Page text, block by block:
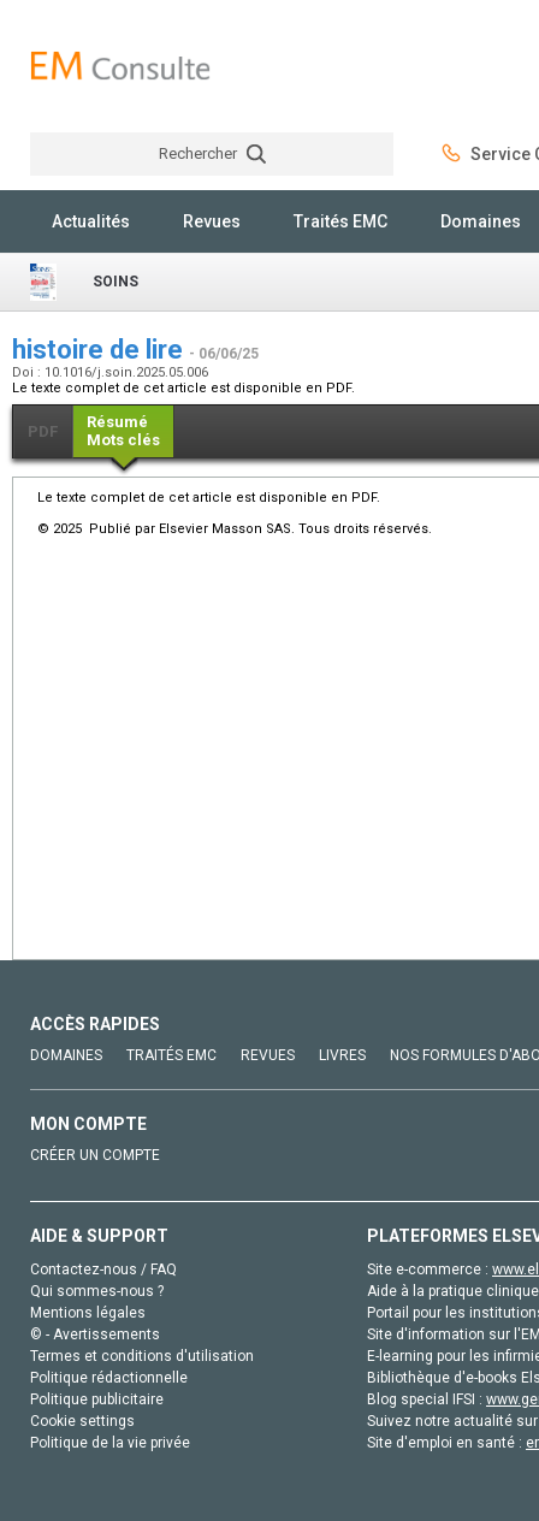
Rechercher Service
Actualités Revues Traités EMC Domaines
SOINS
histoire de lire - 06/06/25
Doi : 10.1016/j.soin.2025.05.006
Le texte complet de cet article est disponible en PDF.
PDF
Résumé
Mots clés
Le texte complet de cet article est disponible en PDF.
© 2025 Publié par Elsevier Masson SAS. Tous droits réservés.
ACCÈS RAPIDES
DOMAINES TRAITÉS EMC REVUES LIVRES NOS FORMULES
MON COMPTE
CRÉER UN COMPTE
AIDE & SUPPORT
Contactez-nous / FAQ
Qui sommes-nous ?
Mentions légales
© - Avertissements
Termes et conditions d'utilisation
Politique rédactionnelle
Politique publicitaire
Cookie settings
Politique de la vie privée
PLATEFORMES
Site e-commerce :
Aide à la pratique
Portail pour les
Site d'information sur
E-learning pour les
Bibliothèque d'e-books
Blog special IFSI :
Suivez notre actualité
Site d'emploi en santé :